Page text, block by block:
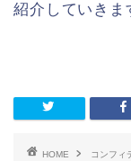
紹介していき
HOME
コンフィ